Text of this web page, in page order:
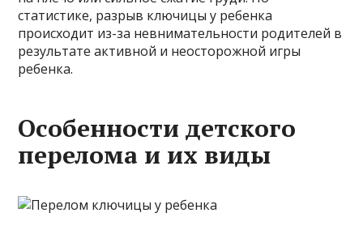
статистике, разрыв ключицы у ребенка
происходит из-за невнимательности родителей в
результате активной и неосторожной игры
ребенка.
Особенности детского
перелома и их виды